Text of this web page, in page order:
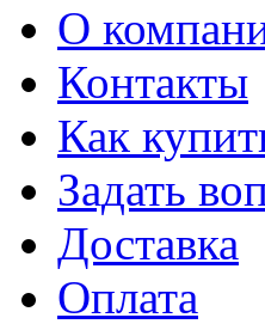
О
Контакты
Как
Задать
Доставка
Оплата